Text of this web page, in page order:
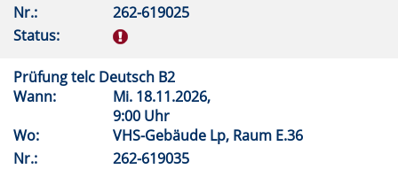
Nr.:
262-619025
Status:
Prüfung telc Deutsch B2
Wann:
Mi. 18.11.2026,
9:00 Uhr
Wo:
VHS-Gebäude Lp, Raum E.36
Nr.:
262-619035